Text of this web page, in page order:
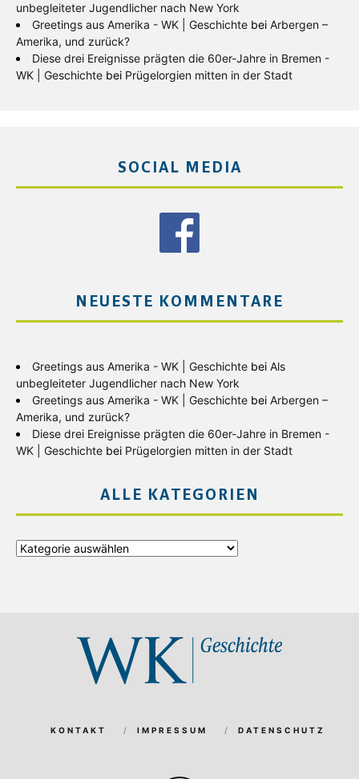
unbegleiteter Jugendlicher nach New York
Greetings aus Amerika - WK | Geschichte bei Arbergen –
Amerika, und zurück?
Diese drei Ereignisse prägten die 60er-Jahre in Bremen -
WK | Geschichte bei Prügelorgien mitten in der Stadt
SOCIAL MEDIA
NEUESTE KOMMENTARE
Greetings aus Amerika - WK | Geschichte bei Als
unbegleiteter Jugendlicher nach New York
Greetings aus Amerika - WK | Geschichte bei Arbergen –
Amerika, und zurück?
Diese drei Ereignisse prägten die 60er-Jahre in Bremen -
WK | Geschichte bei Prügelorgien mitten in der Stadt
ALLE KATEGORIEN
Alle
KONTAKT IMPRESSUM DATENSCHUTZ